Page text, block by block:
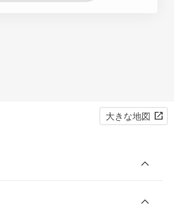
大きな地図